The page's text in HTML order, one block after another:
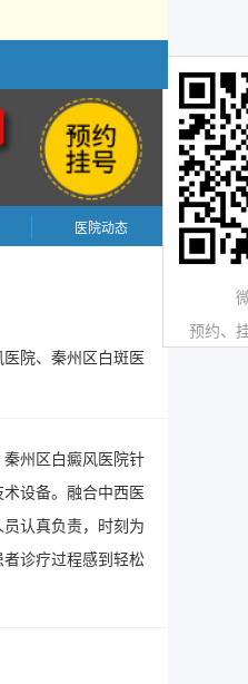
医院动态
院、秦州区白斑医
州区白癜风医院针
设备。融合中西医
认真负责，时刻为
诊疗过程感到轻松
预约、